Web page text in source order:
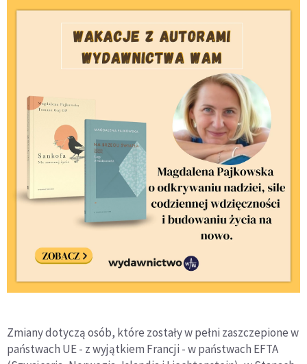
Zmiany dotyczą osób, które zostały w pełni zaszczepione w
państwach UE - z wyjątkiem Francji - w państwach EFTA